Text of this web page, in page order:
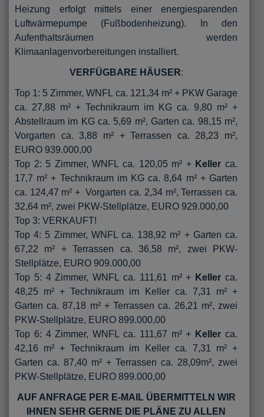
Heizung erfolgt mittels einer energiesparenden
Luftwärmepumpe (Fußbodenheizung). In den
Aufenthaltsräumen werden
Klimaanlagenvorbereitungen installiert.
VERFÜGBARE HÄUSER:
Top 1: 5 Zimmer, WNFL ca. 121,34 m² + PKW Garage
ca. 27,88 m² + Technikraum im KG ca. 9,80 m² +
Abstellraum im KG ca. 5,69 m², Garten ca. 98,15 m²,
Vorgarten ca. 3,88 m² + Terrassen ca. 28,23 m²,
EURO 939.000,00
Top 2: 5 Zimmer, WNFL ca. 120,05 m² + Kellerca.
17,7 m² + Technikraum im KG ca. 8,64 m² + Garten
ca. 124,47 m² + Vorgarten ca. 2,34 m², Terrassen ca.
32,64 m², zwei PKW-Stellplätze, EURO 929.000,00
Top 3: VERKAUFT!
Top 4: 5 Zimmer, WNFL ca. 138,92 m² + Garten ca.
67,22 m² + Terrassen ca. 36,58 m², zwei PKW-
Stellplätze, EURO 909.000,00
Top 5: 4 Zimmer, WNFL ca. 111,61 m² + Kellerca.
48,25 m² + Technikraum im Keller ca. 7,31 m² +
Garten ca. 87,18 m² + Terrassen ca. 26,21 m², zwei
PKW-Stellplätze, EURO 899.000,00
Top 6: 4 Zimmer, WNFL ca. 111,67 m² + Kellerca.
42,16 m² + Technikraum im Keller ca. 7,31 m² +
Garten ca. 87,40 m² + Terrassen ca. 28,09m², zwei
PKW-Stellplätze, EURO 899.000,00
AUF ANFRAGE PER E-MAIL ÜBERMITTELN WIR
IHNEN SEHR GERNE DIE PLÄNE ZU ALLEN